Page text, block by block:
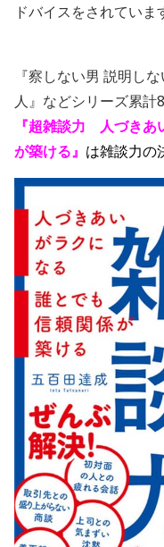
ドバイスをされていま
『察しない男 説明し
人』などシリーズ累計
『超雑談力 人づき
が築ける』 は雑談力の